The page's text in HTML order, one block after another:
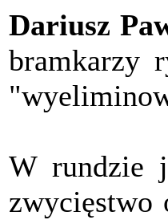
Dariusz
bramkarzy
W rundzie
zwycięstwo